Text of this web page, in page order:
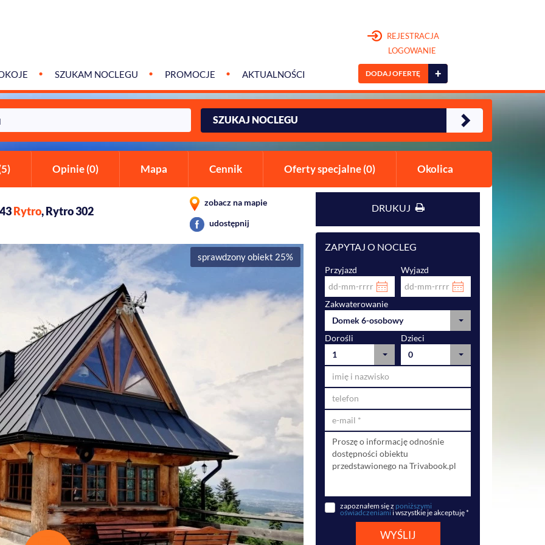
SZUKAM NOCLEGU PROMOCJE AKTUALNOŚCI
REJESTRACJA
LOGOWANIE
DODAJ OFERTĘ +
SZUKAJ NOCLEGU
Opinie (0) Mapa Cennik Oferty specjalne (0) Okolica
Rytro, Rytro 302
zobacz na mapie
udostępnij
sprawdzony obiekt 25%
DRUKUJ
ZAPYTAJ O NOCLEG
Przyjazd Wyjazd
Zakwaterowanie
Domek 6-osobowy
Dorośli
1
Dzieci
0
zapoznałem się z poniższymi
oświadczeniami i wszystkie je akceptuję *
WYŚLIJ